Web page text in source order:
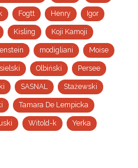
Fogtt Henry Igor
Kisling Koji Kamoji
modigliani Moise
Olbiński Persee
SASNAL Stażewski
Tamara De Lempicka
Witold-k Yerka